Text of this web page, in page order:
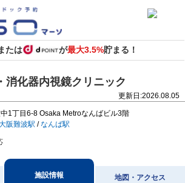
たは が最大3.5%貯まる！
消化器内視鏡クリニック
更新日:2026.08.05
1丁目6-8 Osaka Metroなんばビル3階
阪難波駅 /なんば駅
施設情報 地図・アクセス